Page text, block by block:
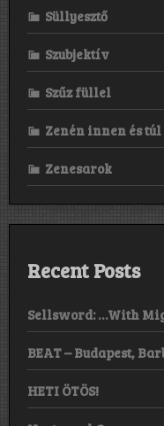
Süllyesztő
Szubjektív
Szűz füllel
Zenén innen és túl
Zenesarok
Recent Posts
Sellsword: …With
BEAT – Budapest,
HETI ÖTÖS!